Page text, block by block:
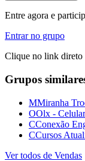
Entre agora e
Entrar no grupo
Clique no link direto
Grupos
MMiranha
OOlx -
CConexão
CCursos
Ver todos de Vendas